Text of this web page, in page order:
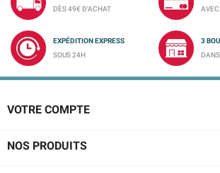
DÈS 49€ D'ACHAT
AVEC
EXPÉDITION EXPRESS
SOUS 24H
3
VOTRE COMPTE
NOS PRODUITS